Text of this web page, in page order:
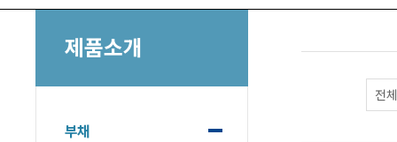
제품소개
부채
전